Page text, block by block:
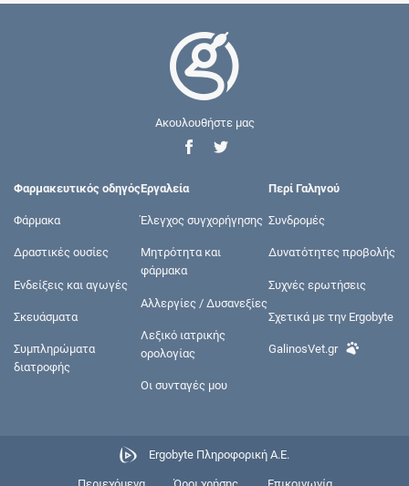
Ακουλουθήστε μας
Φαρμακευτικός οδηγός
Φάρμακα
Δραστικές ουσίες
Ενδείξεις και αγωγές
Σκευάσματα
Συμπληρώματα
διατροφής
Εργαλεία
Έλεγχος συγχορήγησης
Μητρότητα και
φάρμακα
Αλλεργίες / Δυσανεξίες
Λεξικό ιατρικής
ορολογίας
Οι συνταγές μου
Περί Γαληνού
Συνδρομές
Δυνατότητες προβολής
Συχνές ερωτήσεις
Σχετικά με την Ergobyte
GalinosVet.gr
Ergobyte Πληροφορική Α.Ε.